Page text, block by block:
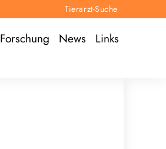
Tierarzt-Suche
Forschung News Links